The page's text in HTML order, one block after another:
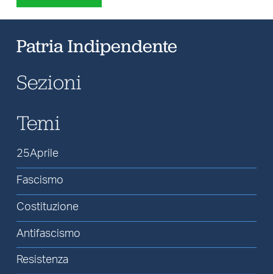
Patria Indipendente
Sezioni
Temi
25Aprile
Fascismo
Costituzione
Antifascismo
Resistenza